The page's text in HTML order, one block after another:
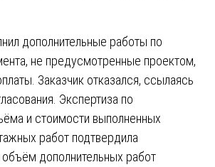
дополнительные работы по
не предусмотренные проектом,
Заказчик отказался, ссылаясь
Экспертиза по
и стоимости выполненных
работ подтвердила
дополнительных работ